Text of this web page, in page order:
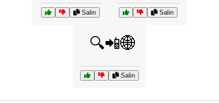
Salin Salin
🔍📲🌐
Salin